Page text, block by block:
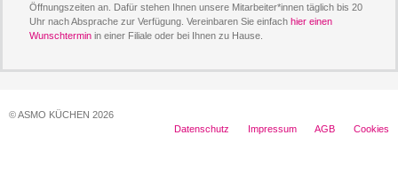
Öffnungszeiten an. Dafür stehen Ihnen unsere Mitarbeiter*innen täglich bis 20
Uhr nach Absprache zur Verfügung. Vereinbaren Sie einfach hier einen
Wunschtermin in einer Filiale oder bei Ihnen zu Hause.
© ASMO KÜCHEN 2026
Datenschutz
Impressum AGB Cookies